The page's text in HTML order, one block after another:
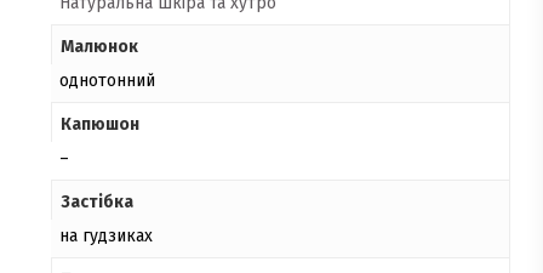
Малюнок
однотонний
Капюшон
–
Застібка
на гудзиках